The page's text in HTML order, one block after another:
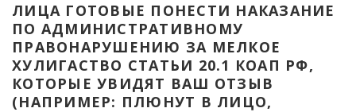
ЛИЦА ГОТОВЫЕ ПОНЕСТИ НАКАЗАНИЕ
ПО АДМИНИСТРАТИВНОМУ
ПРАВОНАРУШЕНИЮ ЗА МЕЛКОЕ
ХУЛИГАСТВО СТАТЬИ 20.1 КОАП РФ,
КОТОРЫЕ УВИДЯТ ВАШ ОТЗЫВ
(НАПРИМЕР: ПЛЮНУТ В ЛИЦО,